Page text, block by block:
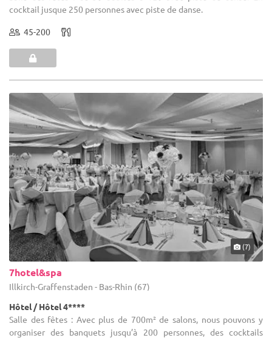
cocktail jusque 250 personnes avec piste de danse.
45-200
(7)
7hotel&spa
Illkirch-Graffenstaden - Bas-Rhin (67)
Hôtel / Hôtel 4****
Salle des fêtes : Avec plus de 700m² de salons, nous pouvons y
organiser des banquets jusqu’à 200 personnes, des cocktails